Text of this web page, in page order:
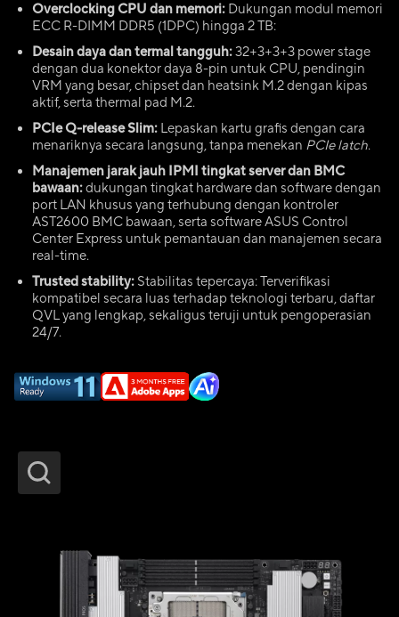
Overclocking CPU dan memori: Dukungan modul memori
ECC R-DIMM DDR5 (1DPC) hingga 2 TB:
Desain daya dan termal tangguh:32+3+3+3 power stage
dengan dua konektor daya 8-pin untuk CPU, pendingin
VRM yang besar, chipset dan heatsink M.2 dengan kipas
aktif, serta thermal pad M.2.
PCIe Q-release Slim: Lepaskan kartu grafis dengan cara
menariknya secara langsung, tanpa menekan PCIe latch.
Manajemen jarak jauh IPMI tingkat server dan BMC
bawaan:dukungan tingkat hardware dan software dengan
port LAN khusus yang terhubung dengan kontroler
AST2600 BMC bawaan, serta software ASUS Control
Center Express untuk pemantauan dan manajemen secara
real-time.
Trusted stability: Stabilitas tepercaya: Terverifikasi
kompatibel secara luas terhadap teknologi terbaru, daftar
QVL yang lengkap, sekaligus teruji untuk pengoperasian
24/7.